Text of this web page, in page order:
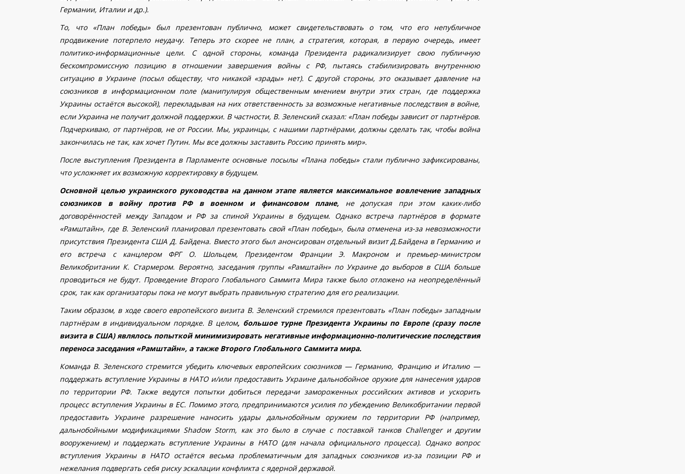
Германии, Италии и др.).
То, что «План победы» был презентован публично, может свидетельствовать о том, что его непубличное
продвижение потерпело неудачу. Теперь это скорее не план, а стратегия, которая, в первую очередь, имеет
политико-информационные цели. С одной стороны, команда Президента радикализирует свою публичную
бескомпромиссную позицию в отношении завершения войны с РФ, пытаясь стабилизировать внутреннюю
ситуацию в Украине (посыл обществу, что никакой «зрады» нет). С другой стороны, это оказывает давление на
союзников в информационном поле (манипулируя общественным мнением внутри этих стран, где поддержка
Украины остаётся высокой), перекладывая на них ответственность за возможные негативные последствия в войне,
если Украина не получит должной поддержки. В частности, В. Зеленский сказал: «План победы зависит от партнёров.
Подчеркиваю, от партнёров, не от России. Мы, украинцы, с нашими партнёрами, должны сделать так, чтобы война
закончилась не так, как хочет Путин. Мы все должны заставить Россию принять мир».
После выступления Президента в Парламенте основные посылы «Плана победы» стали публично зафиксированы,
что усложняет их возможную корректировку в будущем.
Основной целью украинского руководства на данном этапе является максимальное вовлечение западных
союзников в войну против РФ в военном и финансовом плане, не допуская при этом каких-либо
договорённостей между Западом и РФ за спиной Украины в будущем. Однако встреча партнёров в формате
«Рамштайн», где В. Зеленский планировал презентовать свой «План победы», была отменена из-за невозможности
присутствия Президента США Д. Байдена. Вместо этого был анонсирован отдельный визит Д.Байдена в Германию и
его встреча с канцлером ФРГ О. Шольцем, Президентом Франции Э. Макроном и премьер-министром
Великобритании К. Стармером. Вероятно, заседания группы «Рамштайн» по Украине до выборов в США больше
проводиться не будут. Проведение Второго Глобального Саммита Мира также было отложено на неопределённый
срок, так как организаторы пока не могут выбрать правильную стратегию для его реализации.
Таким образом, в ходе своего европейского визита В. Зеленский стремился презентовать «План победы» западным
партнёрам в индивидуальном порядке. В целом, большое турне Президента Украины по Европе (сразу после
визита в США) являлось попыткой минимизировать негативные информационно-политические последствия
переноса заседания «Рамштайн», а также Второго Глобального Саммита мира.
Команда В. Зеленского стремится убедить ключевых европейских союзников — Германию, Францию и Италию —
поддержать вступление Украины в НАТО и/или предоставить Украине дальнобойное оружие для нанесения ударов
по территории РФ. Также ведутся попытки добиться передачи замороженных российских активов и ускорить
процесс вступления Украины в ЕС. Помимо этого, предпринимаются усилия по убеждению Великобритании первой
предоставить Украине разрешение наносить удары дальнобойным оружием по территории РФ (например,
дальнобойными модификациями Shadow Storm, как это было в случае с поставкой танков Challenger и другим
вооружением) и поддержать вступление Украины в НАТО (для начала официального процесса). Однако вопрос
вступления Украины в НАТО остаётся весьма проблематичным для западных союзников из-за позиции РФ и
нежелания подвергать себя риску эскалации конфликта с ядерной державой.